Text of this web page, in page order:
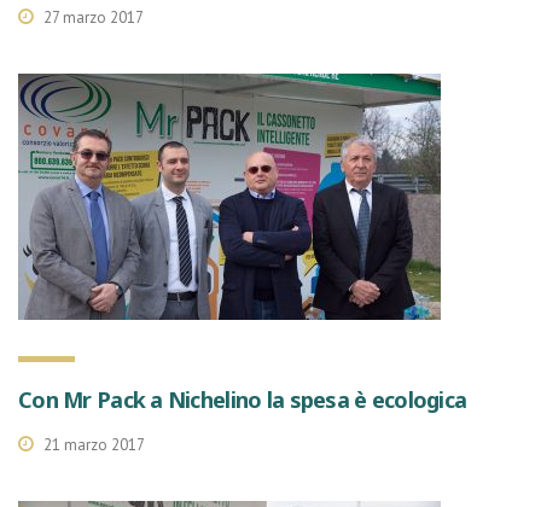
27 marzo 2017
Con Mr Pack a Nichelino la spesa è ecologica
21 marzo 2017